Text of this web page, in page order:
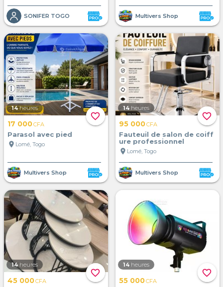
SONIFER TOGO Multivers Shop
favorite_border
14 heures
17 000CFA
Parasol avec pied
location_on Lomé, Togo
Multivers Shop
favorite_border
14 heures
95 000CFA
Fauteuil de salon de coiff
ure professionnel
location_on Lomé, Togo
Multivers Shop
favorite_border
14 heures
45 000CFA
favorite_border
14 heures
55 000CFA